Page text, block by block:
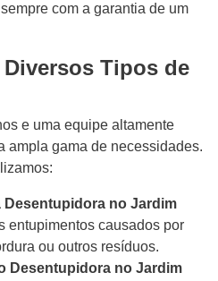
com a garantia de um
Tipos de
e uma equipe altamente
ampla gama de necessidades.
Desentupidora no Jardim
entupimentos causados por
ou outros resíduos.
Desentupidora no Jardim